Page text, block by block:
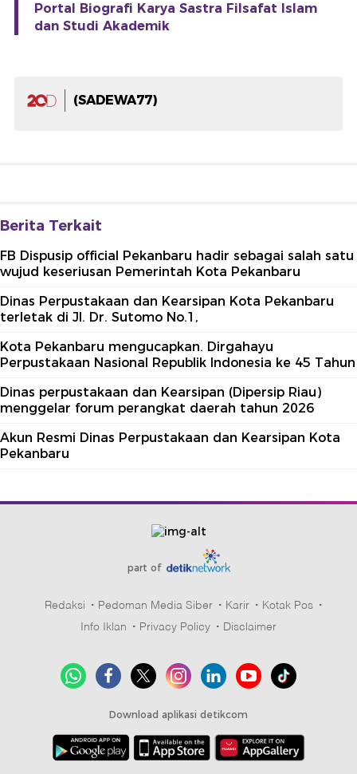
Portal Biografi Karya Sastra Filsafat Islam
dan Studi Akademik
(SADEWA77)
Berita Terkait
FB Dispusip official Pekanbaru hadir sebagai salah satu
wujud keseriusan Pemerintah Kota Pekanbaru
Dinas Perpustakaan dan Kearsipan Kota Pekanbaru
terletak di Jl. Dr. Sutomo No.1,
Kota Pekanbaru mengucapkan. Dirgahayu
Perpustakaan Nasional Republik Indonesia ke 45 Tahun
Dinas perpustakaan dan Kearsipan (Dipersip Riau)
menggelar forum perangkat daerah tahun 2026
Akun Resmi Dinas Perpustakaan dan Kearsipan Kota
Pekanbaru
part of
Redaksi Pedoman Media Siber Karir
Kotak Pos
Info Iklan
Privacy Policy Disclaimer
Download aplikasi detikcom